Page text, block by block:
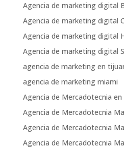
Agencia de marketing digital
Agencia de marketing digital
Agencia de marketing digital
Agencia de marketing digital
agencia de marketing en
agencia de marketing miami
Agencia de Mercadotecnia
Agencia de Mercadotecnia
Agencia de Mercadotecnia
Agencia de Mercadotecnia